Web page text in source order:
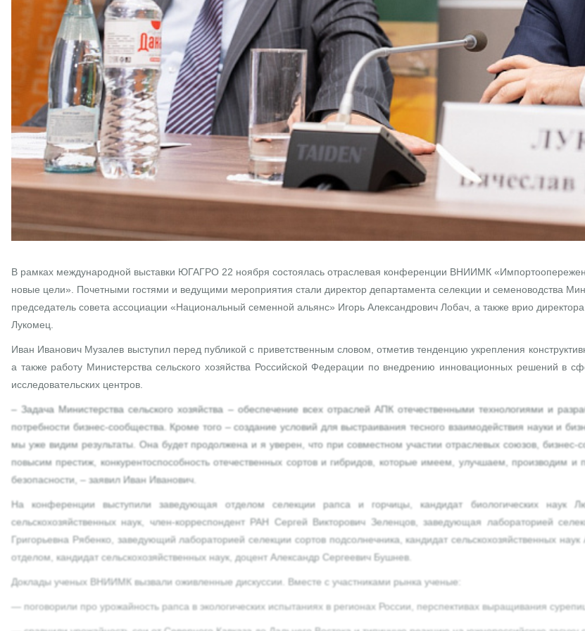
В рамках международной выставки ЮГАГРО 22 ноября состоялась отраслевая конференции ВНИИМК
новые цели». Почетными гостями и ведущими мероприятия стали директор департамента селекции и семеноводства
председатель совета ассоциации «Национальный семенной альянс» Игорь Александрович Лобач, а также врио
Лукомец.
Иван Иванович Музалев выступил перед публикой с приветственным словом, отметив тенденцию укрепления
а также работу Министерства сельского хозяйства Российской Федерации по внедрению инновационных решений в
исследовательских центров.
– Задача Министерства сельского хозяйства – обеспечение всех отраслей АПК отечественными технологиями и
потребности бизнес-сообщества. Кроме того – создание условий для выстраивания тесного взаимодействия науки и
мы уже видим результаты. Она будет продолжена и я уверен, что при совместном участии отраслевых союзов,
повысим престиж, конкурентоспособность отечественных сортов и гибридов, которые имеем, улучшаем, производим
безопасности, – заявил Иван Иванович.
На конференции выступили заведующая отделом селекции рапса и горчицы, кандидат биологических наук
сельскохозяйственных наук, член-корреспондент РАН Сергей Викторович Зеленцов, заведующая лабораторией
Григорьевна Рябенко, заведующий лабораторией селекции сортов подсолнечника, кандидат сельскохозяйственных
отделом, кандидат сельскохозяйственных наук, доцент Александр Сергеевич Бушнев.
Доклады ученых ВНИИМК вызвали оживленные дискуссии. Вместе с участниками рынка ученые:
— поговорили про урожайность рапса в экологических испытаниях в регионах России, перспективах выращивания